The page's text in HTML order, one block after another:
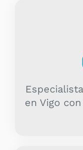
en Vigo